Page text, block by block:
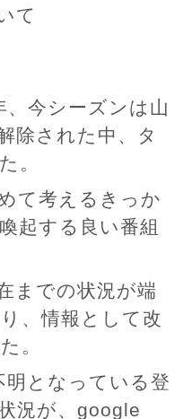
て
今シーズンは山
除された中、タ
。
て考えるきっか
起する良い番組
までの状況が端
、情報として改
。
明となっている登
況が、google